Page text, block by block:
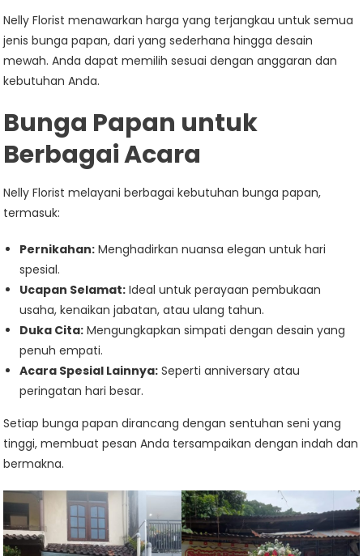
Nelly Florist menawarkan harga yang terjangkau untuk semua
jenis bunga papan, dari yang sederhana hingga desain
mewah. Anda dapat memilih sesuai dengan anggaran dan
kebutuhan Anda.
Bunga Papan untuk
Berbagai Acara
Nelly Florist melayani berbagai kebutuhan bunga papan,
termasuk:
Pernikahan: Menghadirkan nuansa elegan untuk hari
spesial.
Ucapan Selamat: Ideal untuk perayaan pembukaan
usaha, kenaikan jabatan, atau ulang tahun.
Duka Cita: Mengungkapkan simpati dengan desain yang
penuh empati.
Acara Spesial Lainnya: Seperti anniversary atau
peringatan hari besar.
Setiap bunga papan dirancang dengan sentuhan seni yang
tinggi, membuat pesan Anda tersampaikan dengan indah dan
bermakna.